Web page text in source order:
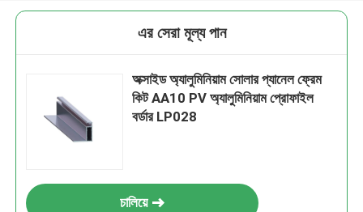
এর সেরা মূল্য পান
অক্সাইড অ্যালুমিনিয়াম সোলার প্যানেল ফ্রেম
কিট AA10 PV অ্যালুমিনিয়াম প্রোফাইল
বর্ডার LP028
চালিয়ে